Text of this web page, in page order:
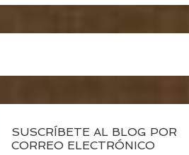
SUSCRÍBETE AL BLOG POR
CORREO ELECTRÓNICO